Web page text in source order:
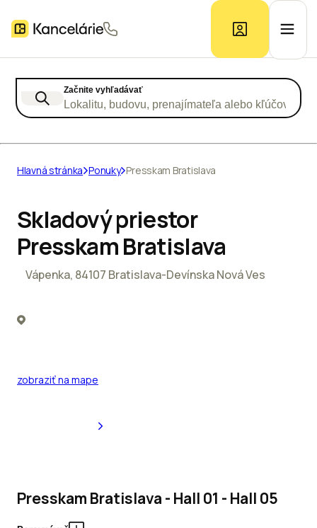
Prieskum trhu
Začnite vyhľadávať
Lokalitu, budovu, prenajímateľa alebo kľúčové
Hlavná stránka Ponuky Presskam Bratislava
Skladový priestor
Presskam Bratislava
Vápenka, 84107 Bratislava-Devínska Nová Ves
zobraziť na mape
Presskam Bratislava - Hall 01 - Hall 05